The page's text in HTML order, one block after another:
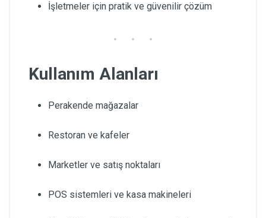
İşletmeler için pratik ve güvenilir çözüm
Kullanım Alanları
Perakende mağazalar
Restoran ve kafeler
Marketler ve satış noktaları
POS sistemleri ve kasa makineleri